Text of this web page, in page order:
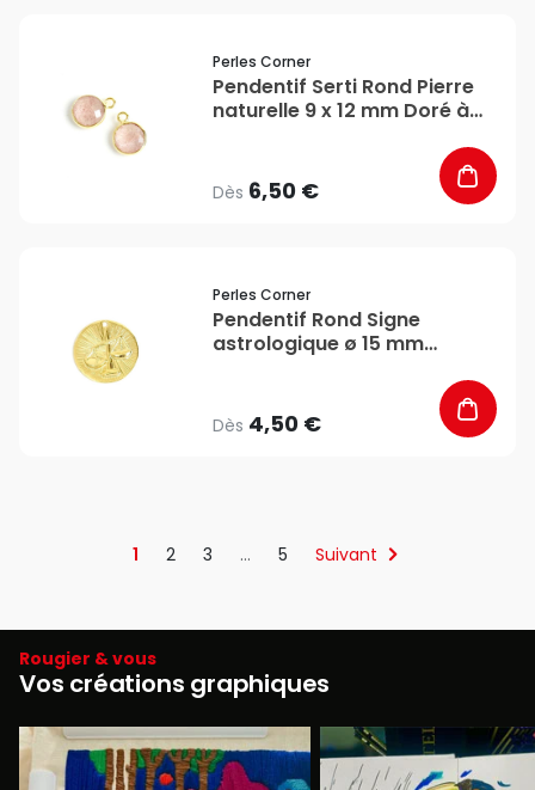
Perles Corner
Pendentif Serti Rond Pierre
naturelle 9 x 12 mm Doré à
Dès 6,50 €
Perles Corner
Pendentif Rond Signe
astrologique ø 15 mm
Dès 4,50 €
1 2 3 … 5 Suivant
Rougier & vous
Vos créations graphiques